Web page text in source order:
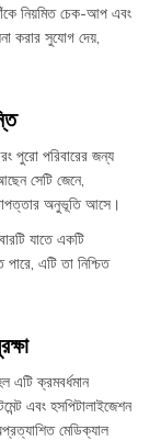
নিয়মিত চেক-আপ এবং
করার সুযোগ দেয়,
পুরো পরিবারের জন্য
সেটি জেনে,
অনুভূতি আসে।
যাতে একটি
এটি তা নিশ্চিত
এটি ক্রমবর্ধমান
এবং হসপিটালাইজেশন
মেডিক্যাল